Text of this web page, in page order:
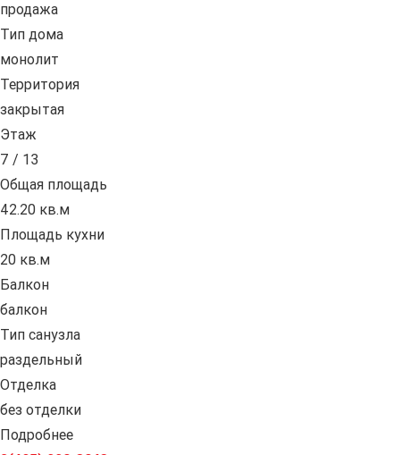
продажа
Тип дома
монолит
Территория
закрытая
Этаж
7 / 13
Общая площадь
42.20 кв.м
Площадь кухни
20 кв.м
Балкон
балкон
Тип санузла
раздельный
Отделка
без отделки
Подробнее